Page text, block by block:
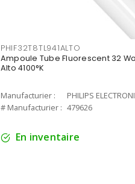
PHIF32T8TL941ALTO
Ampoule Tube Fluorescent 32
Alto 4100°K
Manufacturier :
PHILIPS
# Manufacturier : 479626
En inventaire